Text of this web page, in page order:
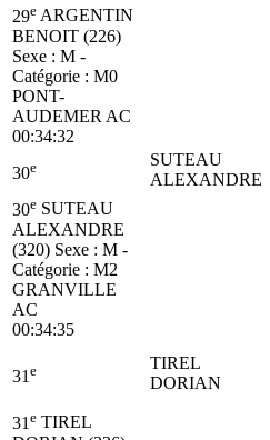
29e ARGENTIN
BENOIT (226)
Sexe : M -
Catégorie : M0
PONT-
AUDEMER AC
00:34:32
30e
SUTEAU
ALEXANDRE
30e SUTEAU
ALEXANDRE
(320) Sexe : M -
Catégorie : M2
GRANVILLE
AC
00:34:35
31 e
TIREL
DORIAN
31 e TIREL